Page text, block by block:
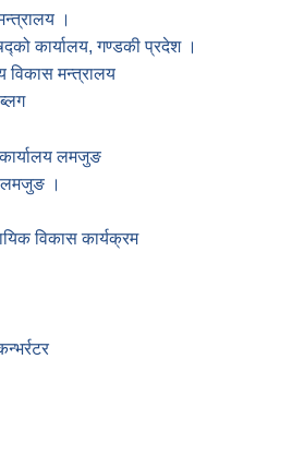
।
कार्यालय, गण्डकी प्रदेश ।
विकास मन्त्रालय
लमजुङ
लमजुङ ।
विकास कार्यक्रम